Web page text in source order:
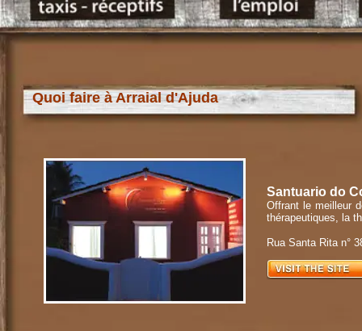
Quoi faire à Arraial d'Ajuda
Santuario do
Offrant le meilleur
thérapeutiques, la
Rua Santa Rita n°